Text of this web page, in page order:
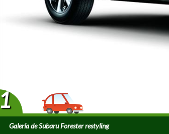
Galería de Subaru Forester restyling
1